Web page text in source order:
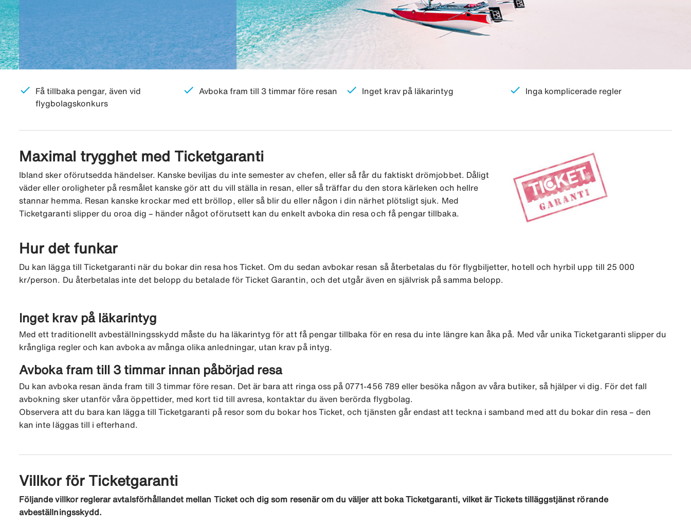
check
Få tillbaka pengar, även vid
flygbolagskonkurs
check Avboka fram till 3 timmar före resan check Inget krav på läkarintyg check Inga komplicerade regler
Maximal trygghet med Ticketgaranti
Ibland sker oförutsedda händelser. Kanske beviljas du inte semester av chefen, eller så får du faktiskt drömjobbet. Dåligt
väder eller oroligheter på resmålet kanske gör att du vill ställa in resan, eller så träffar du den stora kärleken och hellre
stannar hemma. Resan kanske krockar med ett bröllop, eller så blir du eller någon i din närhet plötsligt sjuk. Med
Ticketgaranti slipper du oroa dig – händer något oförutsett kan du enkelt avboka din resa och få pengar tillbaka.
Hur det funkar
Du kan lägga till Ticketgaranti när du bokar din resa hos Ticket. Om du sedan avbokar resan så återbetalas du för flygbiljetter, hotell och hyrbil upp till 25 000
kr/person. Du återbetalas inte det belopp du betalade för Ticket Garantin, och det utgår även en självrisk på samma belopp.
Inget krav på läkarintyg
Med ett traditionellt avbeställningsskydd måste du ha läkarintyg för att få pengar tillbaka för en resa du inte längre kan åka på. Med vår unika Ticketgaranti slipper du
krångliga regler och kan avboka av många olika anledningar, utan krav på intyg.
Avboka fram till 3 timmar innan påbörjad resa
Du kan avboka resan ända fram till 3 timmar före resan. Det är bara att ringa oss på 0771-456 789 eller besöka någon av våra butiker, så hjälper vi dig. För det fall
avbokning sker utanför våra öppettider, med kort tid till avresa, kontaktar du även berörda flygbolag.
Observera att du bara kan lägga till Ticketgaranti på resor som du bokar hos Ticket, och tjänsten går endast att teckna i samband med att du bokar din resa – den
kan inte läggas till i efterhand.
Villkor för Ticketgaranti
Följande villkor reglerar avtalsförhållandet mellan Ticket och dig som resenär om du väljer att boka Ticketgaranti, vilket är Tickets tilläggstjänst rörande
avbeställningsskydd.